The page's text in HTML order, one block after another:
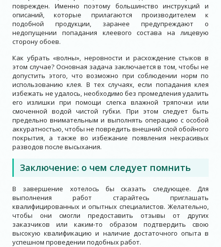
поврежден. Именно поэтому большинство инструкций и
описаний, которые прилагаются производителем к
подобной продукции, заранее предупреждают о
недопущении попадания клеевого состава на лицевую
сторону обоев.
Как убрать «волны», неровности и расхождение стыков в
этом случае? Основная задача заключается в том, чтобы не
допустить этого, что возможно при соблюдении норм по
использованию клея. В тех случаях, если попадания клея
избежать не удалось, необходимо без промедления удалить
его излишки при помощи слегка влажной тряпочки или
смоченной водой чистой губки. При этом следует быть
предельно внимательным и выполнять операцию с особой
аккуратностью, чтобы не повредить внешний слой обойного
покрытия, а также во избежание появления некрасивых
разводов после высыхания.
Заключение: о чем следует помнить
В завершение хотелось бы сказать следующее. Для
выполнения работ старайтесь приглашать
квалифицированных и опытных специалистов. Желательно,
чтобы они смогли предоставить отзывы от других
заказчиков или каким-то образом подтвердить свою
высокую квалификацию и наличие достаточного опыта в
успешном проведении подобных работ.